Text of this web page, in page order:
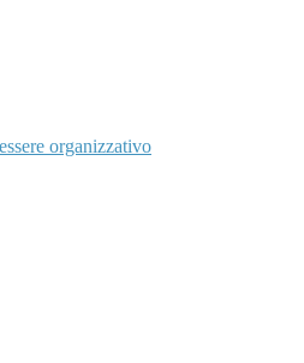
organizzativo